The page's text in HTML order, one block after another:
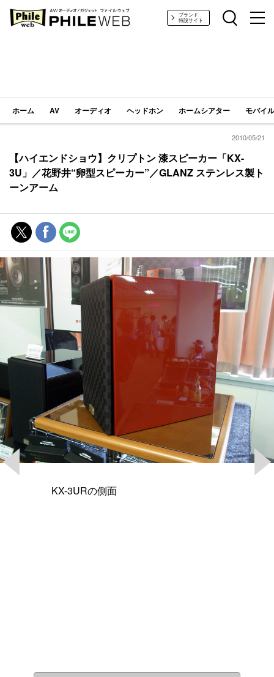
PHILE WEB｜AV/オーディオ/ガジェットブランド
特設サイト
ホーム AV オーディオ ヘッドホン ホームシアター モバイ
2010/05/21
【ハイエンドショウ】クリプトン 漆スピーカー「KX-
3U」／花野井“卵型スピーカー”／GLANZ ステンレス製ト
ーンアーム
KX-3URの側面